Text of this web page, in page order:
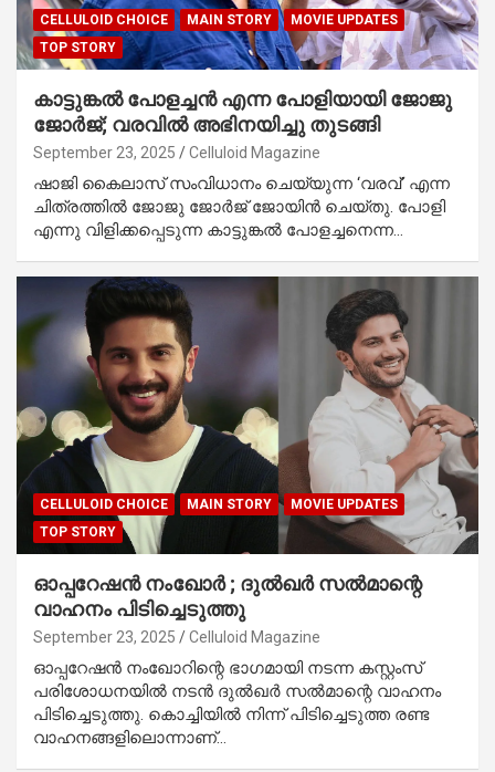
CELLULOID CHOICE MAIN STORY
MOVIE UPDATES
TOP STORY
കാട്ടുങ്കൽ പോളച്ചൻ എന്ന പോളിയായി ജോജു
ജോർജ്; വരവിൽ അഭിനയിച്ചു തുടങ്ങി
September 23, 2025 Celluloid Magazine
ഷാജി കൈലാസ് സംവിധാനം ചെയ്യുന്ന ‘വരവ്’ എന്ന
ചിത്രത്തിൽ ജോജു ജോർജ് ജോയിൻ ചെയ്തു. പോളി
എന്നു വിളിക്കപ്പെടുന്ന കാട്ടുങ്കൽ പോളച്ചനെന്ന…
CELLULOID CHOICE MAIN STORY
MOVIE UPDATES
TOP STORY
ഓപ്പറേഷൻ നംഖോർ ; ദുൽഖർ സൽമാന്റെ
വാഹനം പിടിച്ചെടുത്തു
September 23, 2025 Celluloid Magazine
ഓപ്പറേഷൻ നംഖോറിന്റെ ഭാഗമായി നടന്ന കസ്റ്റംസ്
പരിശോധനയിൽ നടൻ ദുൽഖർ സൽമാന്റെ വാഹനം
പിടിച്ചെടുത്തു. കൊച്ചിയിൽ നിന്ന് പിടിച്ചെടുത്ത രണ്ട
വാഹനങ്ങളിലൊന്നാണ്…